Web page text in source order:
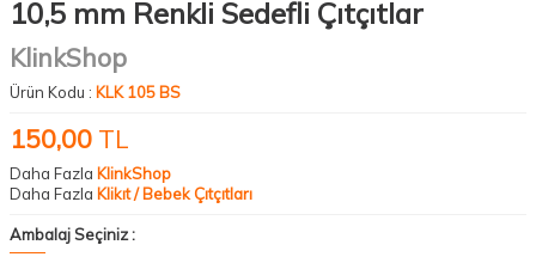
10,5 mm Renkli Sedefli Çıtçıtlar
KlinkShop
Ürün Kodu : KLK 105 BS
150,00 TL
Daha Fazla KlinkShop
Daha Fazla Klikıt / Bebek Çıtçıtları
Ambalaj Seçiniz :